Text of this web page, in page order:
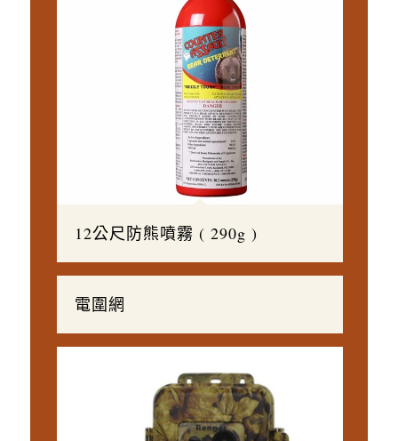
12公尺防熊噴霧 ( 290g )
電圍網